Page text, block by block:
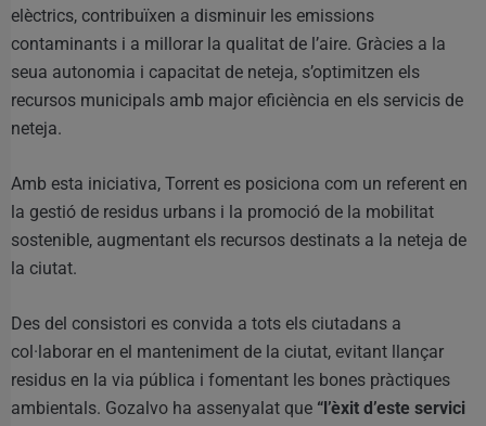
elèctrics, contribuïxen a disminuir les emissions
contaminants i a millorar la qualitat de l’aire. Gràcies a la
seua autonomia i capacitat de neteja, s’optimitzen els
recursos municipals amb major eficiència en els servicis de
neteja.
Amb esta iniciativa, Torrent es posiciona com un referent en
la gestió de residus urbans i la promoció de la mobilitat
sostenible, augmentant els recursos destinats a la neteja de
la ciutat.
Des del consistori es convida a tots els ciutadans a
col·laborar en el manteniment de la ciutat, evitant llançar
residus en la via pública i fomentant les bones pràctiques
ambientals. Gozalvo ha assenyalat que “l’èxit d’este servici